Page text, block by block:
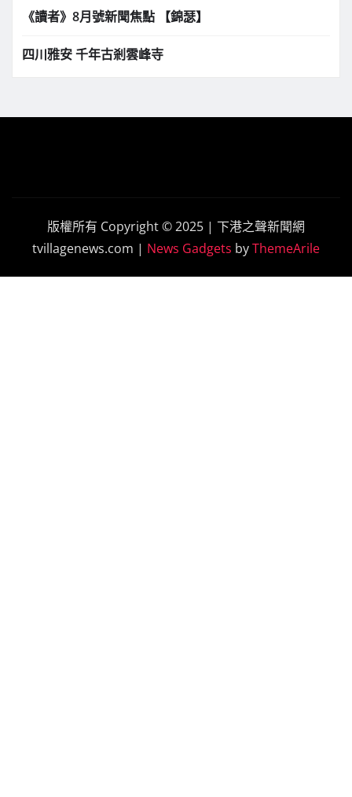
《讀者》8月號新聞焦點 【錦瑟】
四川雅安 千年古剎雲峰寺
版權所有 Copyright © 2025 | 下港之聲新聞網
tvillagenews.com | News Gadgets byThemeArile